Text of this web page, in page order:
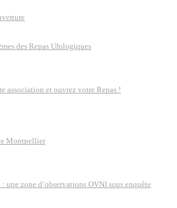
des Repas Ufologiques
association et ouvrez votre Repas !
Montpellier
une zone d’observations OVNI sous enquête